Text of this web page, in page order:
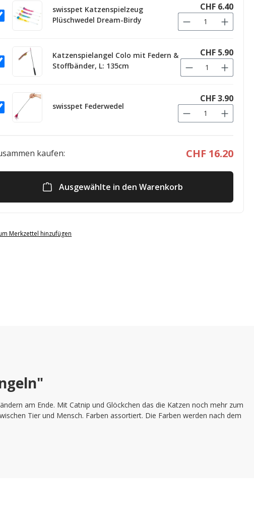
swisspet Katzenspielzeug
Plüschwedel Dream-Birdy
CHF 6.40
Katzenspielangel Colo mit Federn &
Stoffbänder, L: 135cm
CHF 5.90
swisspet Federwedel
CHF 3.90
kaufen: CHF 16.20
Ausgewählte in den Warenkorb
Merkzettel hinzufügen
am Ende. Mit Catnip und Glöckchen das die Katzen noch mehr zum
Tier und Mensch. Farben assortiert. Die Farben werden nach dem